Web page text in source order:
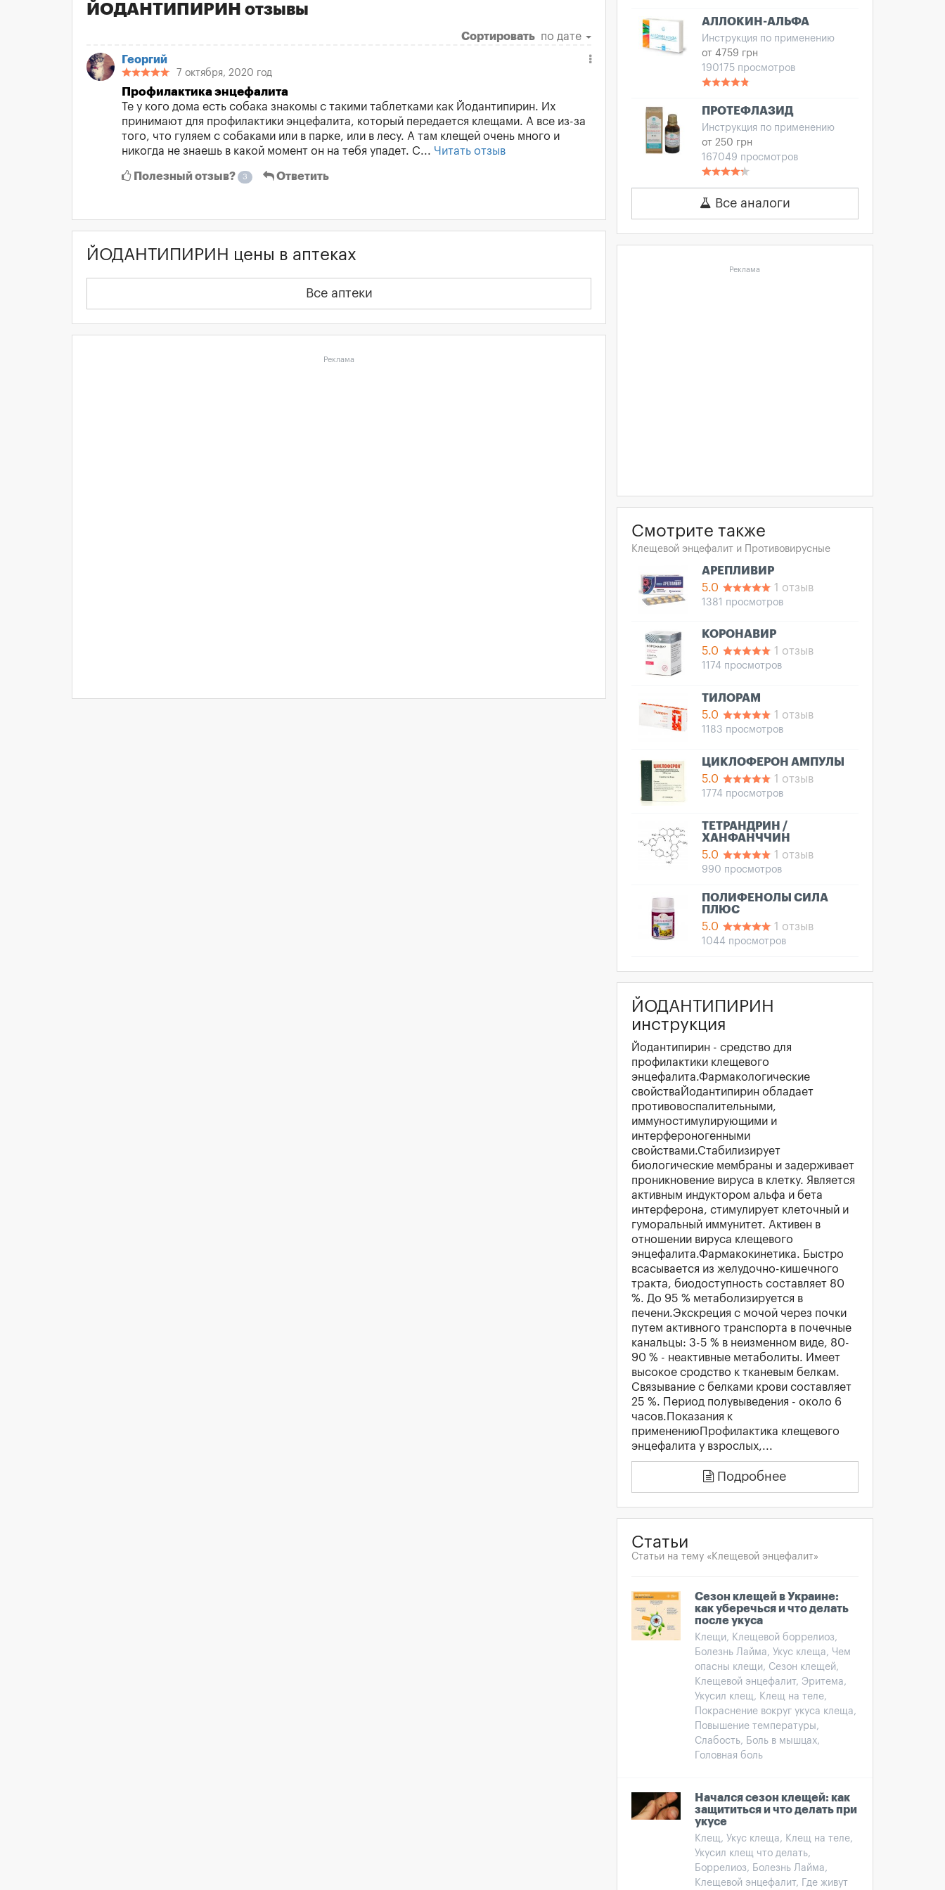
ЙОДАНТИПИРИН отзывы
Сортировать по дате
Георгий
7 октября, 2020 год
Профилактика энцефалита
Те у кого дома есть собака знакомы с такими таблетками как Йодантипирин. Их
принимают для профилактики энцефалита, который передается клещами. А все из-за
того, что гуляем с собаками или в парке, или в лесу. А там клещей очень много и
никогда не знаешь в какой момент он на тебя упадет. С... Читать отзыв
Полезный отзыв? 3 Ответить
ЙОДАНТИПИРИН цены в аптеках
Все аптеки
Реклама
АЛЛОКИН-АЛЬФА
Инструкция по применению
от 4759 грн
190175 просмотров
ПРОТЕФЛАЗИД
Инструкция по применению
от 250 грн
167049 просмотров
Все аналоги
Реклама
Смотрите также
Клещевой энцефалит и Противовирусные
АРЕПЛИВИР
5.0
1 отзыв
1381 просмотров
КОРОНАВИР
5.0
1 отзыв
1174 просмотров
ТИЛОРАМ
5.0
1 отзыв
1183 просмотров
ЦИКЛОФЕРОН АМПУЛЫ
5.0
1 отзыв
1774 просмотров
ТЕТРАНДРИН /
ХАНФАНЧЧИН
5.0
1 отзыв
990 просмотров
ПОЛИФЕНОЛЫ СИЛА
ПЛЮС
5.0
1 отзыв
1044 просмотров
ЙОДАНТИПИРИН
инструкция
Йодантипирин - средство для
профилактики клещевого
энцефалита.Фармакологические
свойстваЙодантипирин обладает
противовоспалительными,
иммуностимулирующими и
интерфероногенными
свойствами.Стабилизирует
биологические мембраны и задерживает
проникновение вируса в клетку. Является
активным индуктором альфа и бета
интерферона, стимулирует клеточный и
гуморальный иммунитет. Активен в
отношении вируса клещевого
энцефалита.Фармакокинетика. Быстро
всасывается из желудочно-кишечного
тракта, биодоступность составляет 80
%. До 95 % метаболизируется в
печени.Экскреция с мочой через почки
путем активного транспорта в почечные
канальцы: 3-5 % в неизменном виде, 80-
90 % - неактивные метаболиты. Имеет
высокое сродство к тканевым белкам.
Связывание с белками крови составляет
25 %. Период полувыведения - около 6
часов.Показания к
применениюПрофилактика клещевого
энцефалита у взрослых,...
Подробнее
Статьи
Статьи на тему «Клещевой энцефалит»
Сезон клещей в Украине:
как уберечься и что делать
после укуса
Клещи, Клещевой боррелиоз,
Болезнь Лайма, Укус клеща, Чем
опасны клещи, Сезон клещей,
Клещевой энцефалит, Эритема,
Укусил клещ, Клещ на теле,
Покраснение вокруг укуса клеща,
Повышение температуры,
Слабость, Боль в мышцах,
Головная боль
Начался сезон клещей: как
защититься и что делать при
укусе
Клещ, Укус клеща, Клещ на теле,
Укусил клещ что делать,
Боррелиоз, Болезнь Лайма,
Клещевой энцефалит, Где живут